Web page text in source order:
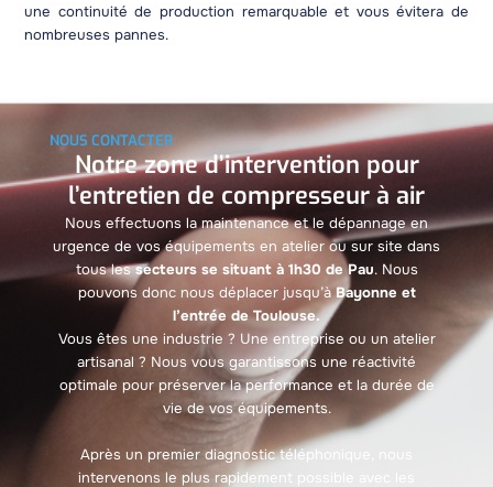
une continuité de production remarquable et vous évitera de
nombreuses pannes.
NOUS CONTACTER
Notre zone d’intervention pour
l’entretien de compresseur à air
Nous effectuons la maintenance et le dépannage en
urgence de vos équipements en atelier ou sur site dans
tous lessecteurs se situant à 1h30 de Pau. Nous
pouvons donc nous déplacer jusqu’àBayonne et
l’entrée de Toulouse.
Vous êtes une industrie ? Une entreprise ou un atelier
artisanal ? Nous vous garantissons une réactivité
optimale pour préserver la performance et la durée de
vie de vos équipements.
Après un premier diagnostic téléphonique, nous
intervenons le plus rapidement possible avec les